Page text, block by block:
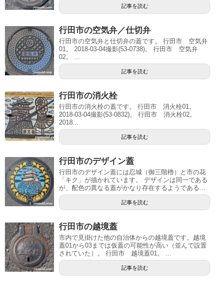
記事を読む
行田市の空気弁／仕切弁
行田市の空気弁と仕切弁の蓋です。 行田市 空気弁
01。 2018-03-04撮影(53-0738)。 行田市 空気弁
02。 ...
記事を読む
行田市の消火栓
行田市の消火栓の蓋です。 行田市 消火栓01。
2018-03-04撮影(53-0832)。 行田市 消火栓02。
2018...
記事を読む
行田市のデザイン蓋
行田市のデザイン蓋には忍城（御三階櫓）と市の花
「キク」が描かれています。 デザインは同一である
が、配色の異なる蓋がかなり存在するようである...
記事を読む
行田市の越境蓋
市内で見掛けた他の自治体からの越境蓋です。越境
蓋01から03までは仮蓋の可能性が高い（並んで設置
されていた）。 行田市 越境蓋01。 ...
記事を読む